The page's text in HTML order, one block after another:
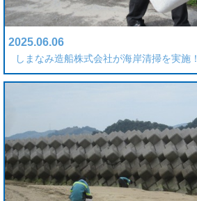
2025.06.06
しまなみ造船株式会社が海岸清掃を実施！